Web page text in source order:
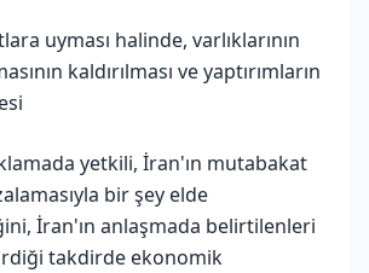
uyması halinde, varlıklarının
kaldırılması ve yaptırımların
yetkili, İran'ın mutabakat
bir şey elde
İran'ın anlaşmada belirtilenleri
takdirde ekonomik